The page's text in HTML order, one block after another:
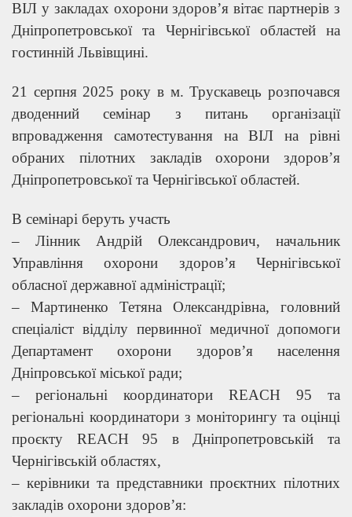
ВІЛ у закладах охорони здоров’я вітає партнерів з
Дніпропетровської та Чернігівської областей на
гостинній Львівщині.
21 серпня 2025 року в м. Трускавець розпочався
дводенний семінар з питань організації
впровадження самотестування на ВІЛ на рівні
обраних пілотних закладів охорони здоров’я
Дніпропетровської та Чернігівської областей.
В семінарі беруть участь
– Лінник Андрій Олександрович, начальник
Управління охорони здоров’я Чернігівської
обласної державної адміністрації;
– Мартиненко Тетяна Олександрівна, головний
спеціаліст відділу первинної медичної допомоги
Департамент охорони здоров’я населення
Дніпровської міської ради;
– регіональні координатори REACH 95 та
регіональні координатори з моніторингу та оцінці
проєкту REACH 95 в Дніпропетровській та
Чернігівській областях,
– керівники та представники проєктних пілотних
закладів охорони здоров’я: